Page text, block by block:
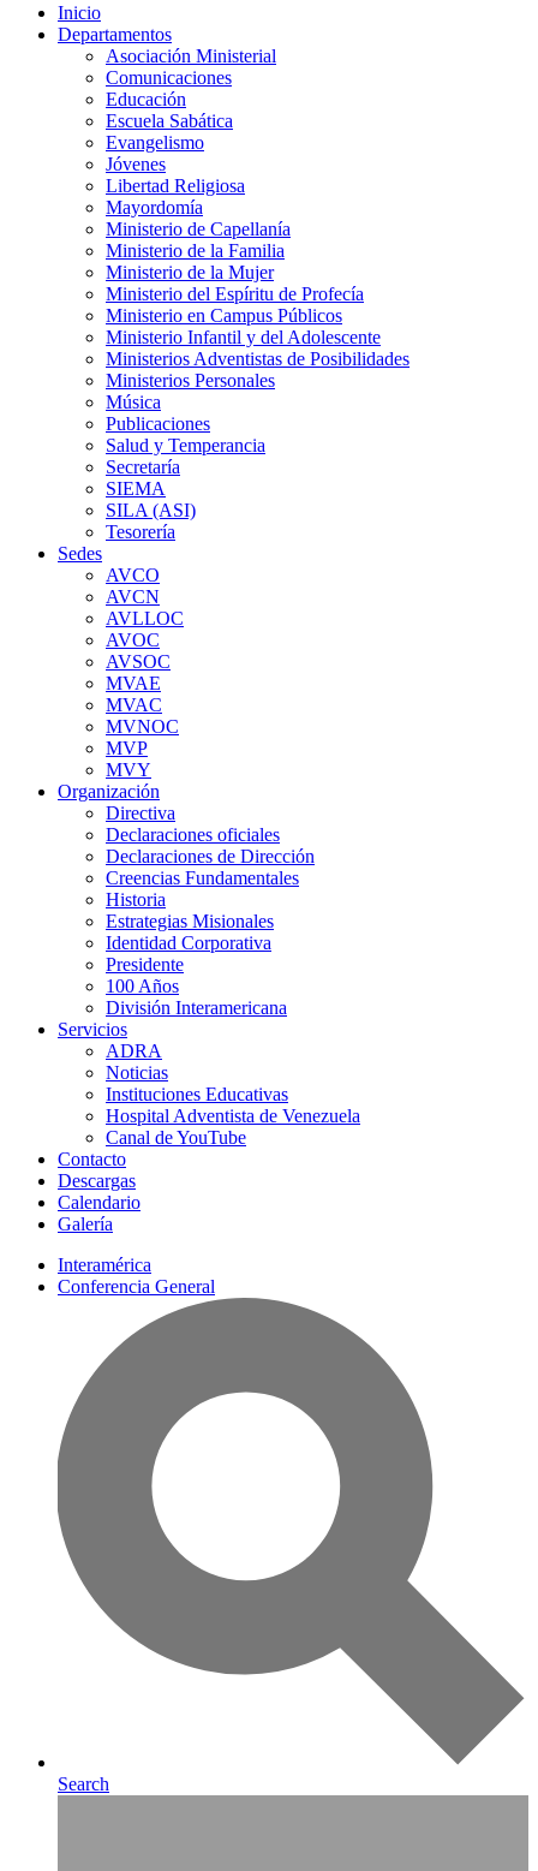
Inicio
Departamentos
Asociación Ministerial
Comunicaciones
Educación
Escuela Sabática
Evangelismo
Jóvenes
Libertad Religiosa
Mayordomía
Ministerio de Capellanía
Ministerio de la Familia
Ministerio de la Mujer
Ministerio del Espíritu de Profecía
Ministerio en Campus Públicos
Ministerio Infantil y del Adolescente
Ministerios Adventistas de Posibilidades
Ministerios Personales
Música
Publicaciones
Salud y Temperancia
Secretaría
SIEMA
SILA (ASI)
Tesorería
Sedes
AVCO
AVCN
AVLLOC
AVOC
AVSOC
MVAE
MVAC
MVNOC
MVP
MVY
Organización
Directiva
Declaraciones oficiales
Declaraciones de Dirección
Creencias Fundamentales
Historia
Estrategias Misionales
Identidad Corporativa
Presidente
100 Años
División Interamericana
Servicios
ADRA
Noticias
Instituciones Educativas
Hospital Adventista de Venezuela
Canal de YouTube
Contacto
Descargas
Calendario
Galería
Interamérica
Conferencia General
Search